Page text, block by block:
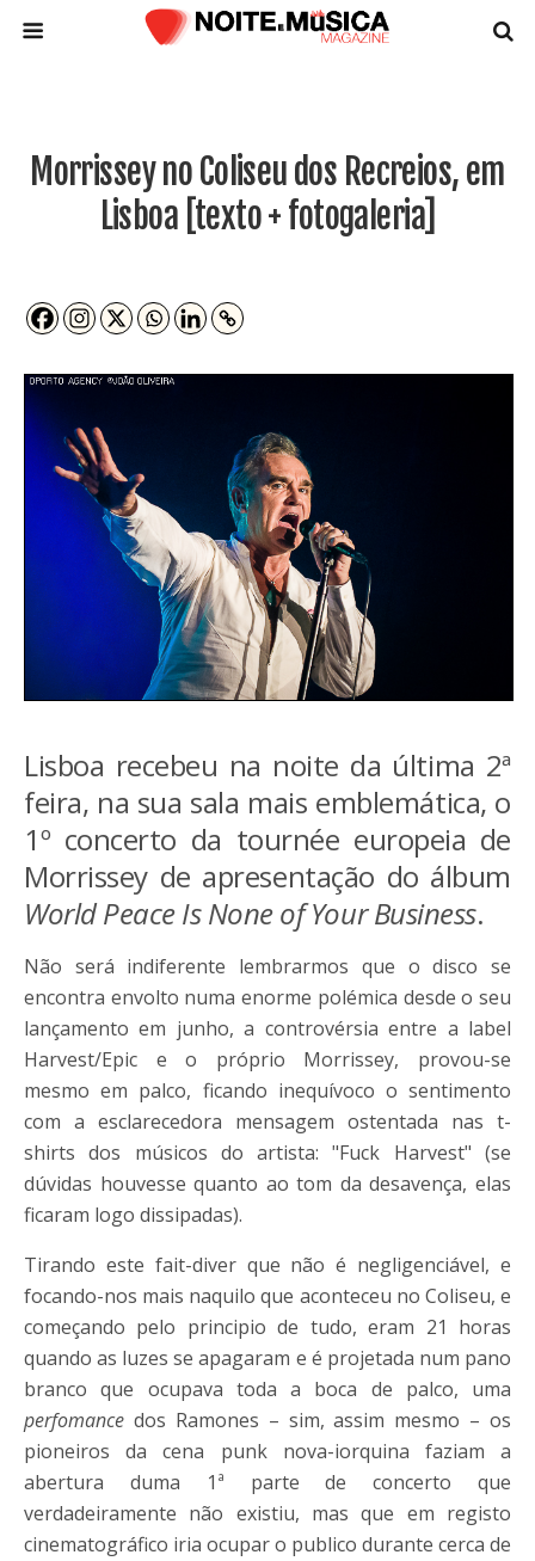
Morrissey no Coliseu dos Recreios, em
Lisboa [texto + fotogaleria]
Lisboa recebeu na noite da última 2ª
feira, na sua sala mais emblemática, o
1º concerto da tournée europeia de
Morrissey de apresentação do álbum
World Peace Is None of Your Business.
Não será indiferente lembrarmos que o disco se
encontra envolto numa enorme polémica desde o seu
lançamento em junho, a controvérsia entre a label
Harvest/Epic e o próprio Morrissey, provou-se
mesmo em palco, ficando inequívoco o sentimento
com a esclarecedora mensagem ostentada nas t-
shirts dos músicos do artista: "Fuck Harvest" (se
dúvidas houvesse quanto ao tom da desavença, elas
ficaram logo dissipadas).
Tirando este fait-diver que não é negligenciável, e
focando-nos mais naquilo que aconteceu no Coliseu, e
começando pelo principio de tudo, eram 21 horas
quando as luzes se apagaram e é projetada num pano
branco que ocupava toda a boca de palco, uma
perfomance dos Ramones – sim, assim mesmo – os
pioneiros da cena punk nova-iorquina faziam a
abertura duma 1ª parte de concerto que
verdadeiramente não existiu, mas que em registo
cinematográfico iria ocupar o publico durante cerca de